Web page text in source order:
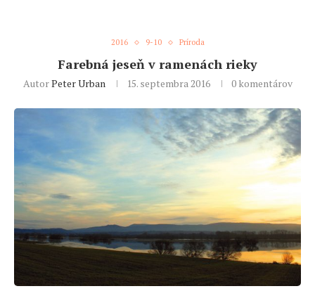
2016 9-10 Príroda
Farebná jeseň v ramenách rieky
AutorPeter Urban 15. septembra 2016 0 komentárov